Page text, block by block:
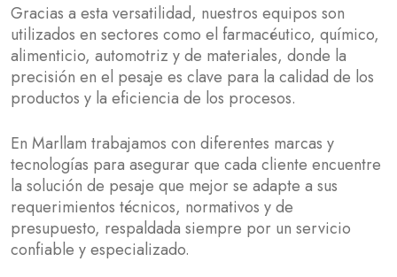
Gracias a esta versatilidad, nuestros equipos son
utilizados en sectores como el farmacéutico, químico,
alimenticio, automotriz y de materiales, donde la
precisión en el pesaje es clave para la calidad de los
productos y la eficiencia de los procesos.
En Marllam trabajamos con diferentes marcas y
tecnologías para asegurar que cada cliente encuentre
la solución de pesaje que mejor se adapte a sus
requerimientos técnicos, normativos y de
presupuesto, respaldada siempre por un servicio
confiable y especializado.